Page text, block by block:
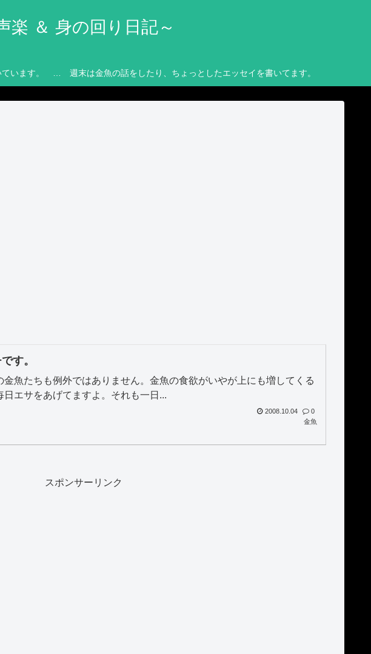
＆ 身の回り日記～
います。 … 週末は金魚の話をしたり、ちょっとしたエッセイを書いてます。
す。
魚たちも例外ではありません。金魚の食欲がいやが上にも増してくる
エサをあげてますよ。それも一日...
2008.10.04
0
金魚
スポンサーリンク